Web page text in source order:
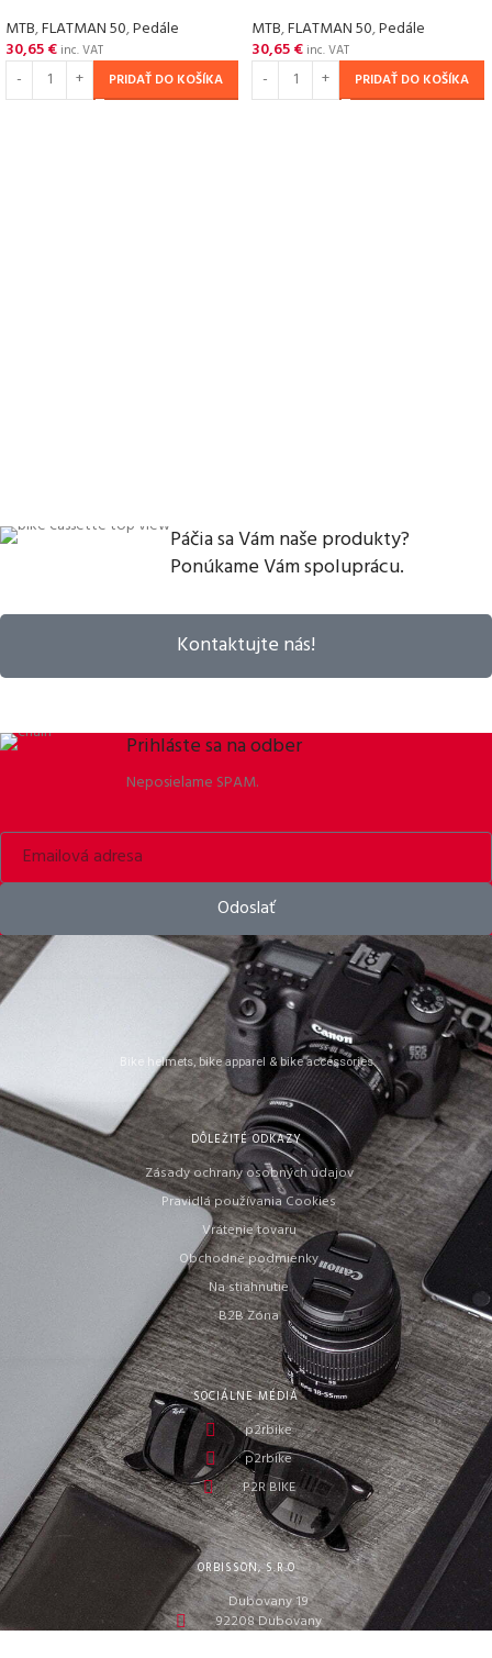
MTB,FLATMAN 50,Pedále
30,65€ inc. VAT
PRIDAŤ DO KOŠÍKA
MTB,FLATMAN 50,Pedále
30,65€ inc. VAT
PRIDAŤ DO KOŠÍKA
Páčia sa Vám naše produkty?
Ponúkame Vám spoluprácu.
Kontaktujte nás!
Prihláste sa na odber
Neposielame SPAM.
Odoslať
ORBISSON, S.R.O
Dubovany 19
92208 Dubovany
SOCIÁLNE MÉDIÁ
p2rbike
p2rbike
P2R BIKE
DÔLEŽITÉ ODKAZY
Zásady ochrany osobných údajov
Pravidlá používania Cookies
Vrátenie tovaru
Obchodné podmienky
Na stiahnutie
B2B Zóna
Bike helmets, bike apparel & bike accessories